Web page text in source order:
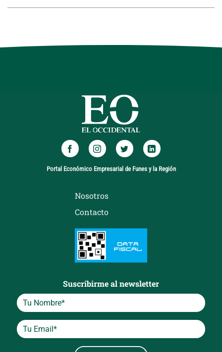
Portal Económico Empresarial de Funes y la Región
Nosotros
Contacto
Suscribirme al newsletter